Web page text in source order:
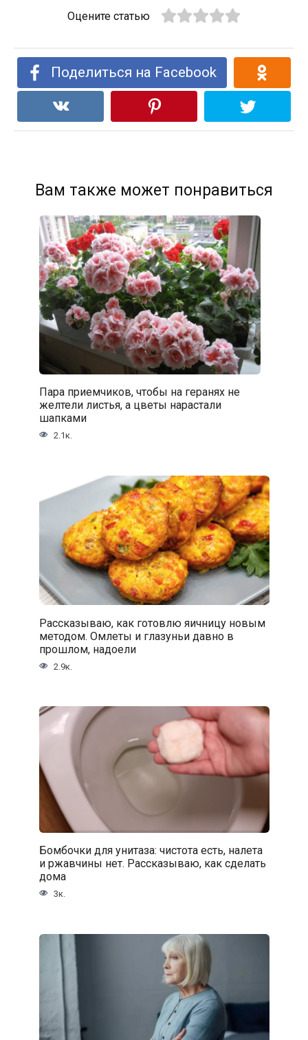
Оцените статью
Поделиться на Facebook
Вам также может понравиться
Пара приемчиков, чтобы на геранях не
желтели листья, а цветы нарастали
шапками
2.1к.
Рассказываю, как готовлю яичницу новым
методом. Омлеты и глазуньи давно в
прошлом, надоели
2.9к.
Бомбочки для унитаза: чистота есть, налета
и ржавчины нет. Рассказываю, как сделать
дома
3к.